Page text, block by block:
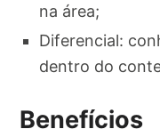
na área;
Diferencial:
dentro do
Benefícios